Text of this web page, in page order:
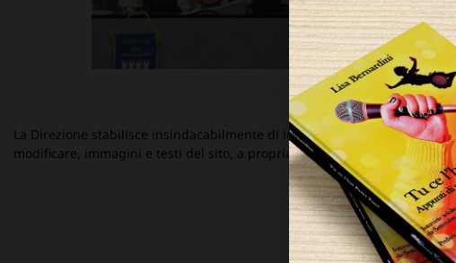
La Direzione stabilisce insindacabilmente di inserire, rimuovere, oscurare,
modificare, immagini e testi del sito, a propria discrezione.